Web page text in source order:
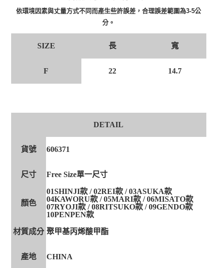
依環境因素與丈量方式不同而產生些許誤差，合理誤差範圍為3-5公
分。
SIZE 長 寬
F 22 14.7
DETAIL
貨號 606371
尺寸 Free Size單一尺寸
顏色
01SHINJI款 / 02REI款 / 03ASUKA款
04KAWORU款 / 05MARI款 / 06MISATO款
07RYOJI款 / 08RITSUKO款 / 09GENDO款
10PENPEN款
材質成分 聚甲基丙烯酸甲酯
產地 CHINA